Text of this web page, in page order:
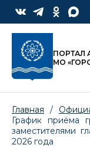
ПОРТАЛ
МО
Главная /
График приёма
заместителями
2026 года